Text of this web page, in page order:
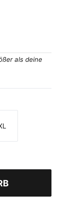
als deine
Größe